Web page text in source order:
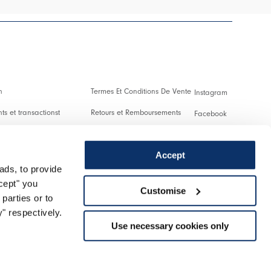
to provide
you
or to
respectively.
Accept
Customise
Use necessary cookies only
et transactionst
un retour
Termes Et Conditions De Vente
Retours et Remboursements
Cookies
Instagram
Facebook
Twitter
Spotify